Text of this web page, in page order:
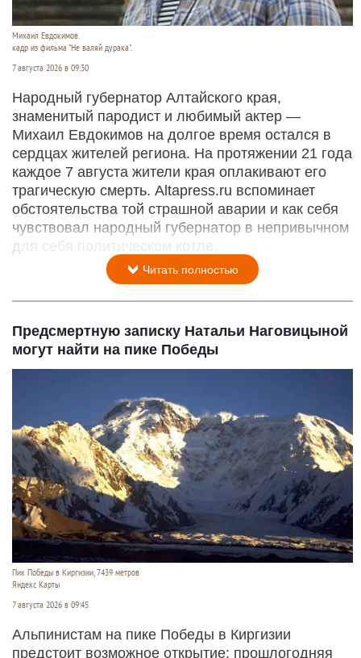
Михаил Евдокимов.
кадр из фильма "Не валяй дурака".
7 августа 2026 в 09:30
Народный губернатор Алтайского края,
знаменитый пародист и любимый актер —
Михаил Евдокимов на долгое время остался в
сердцах жителей региона. На протяжении 21 года
каждое 7 августа жители края оплакивают его
трагическую смерть. Altapress.ru вспоминает
обстоятельства той страшной аварии и как себя
чувствовал народный губернатор в непривычном
для себя политическом котле.
Читать полностью
Предсмертную записку Натальи Наговицыной
могут найти на пике Победы
Пик Победы в Киргизии, 7439 метров
Яндекс Карты
7 августа 2026 в 09:45
Альпинистам на пике Победы в Киргизии
предстоит возможное открытие: прошлогодняя